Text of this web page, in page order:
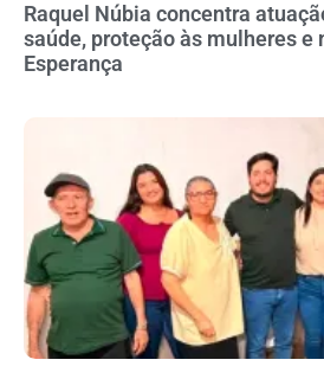
Raquel Núbia concentra
saúde, proteção às mulheres e
Esperança